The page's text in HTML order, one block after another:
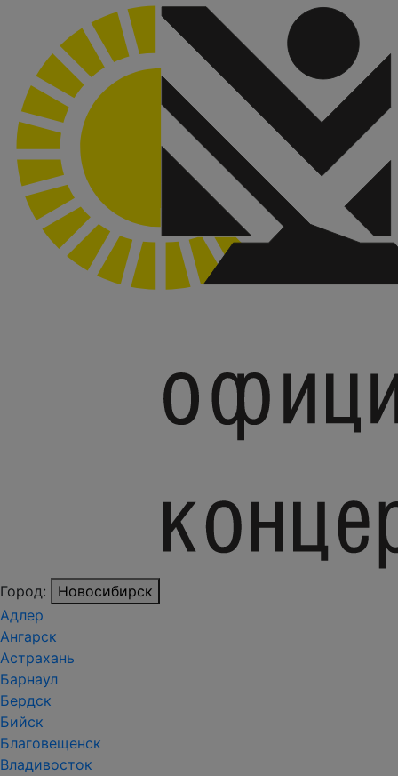
Город:
Новосибирск
Адлер
Ангарск
Астрахань
Барнаул
Бердск
Бийск
Благовещенск
Владивосток